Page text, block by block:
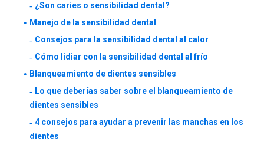
¿Son caries o sensibilidad dental?
Manejo de la sensibilidad dental
Consejos para la sensibilidad dental al calor
Cómo lidiar con la sensibilidad dental al frío
Blanqueamiento de dientes sensibles
Lo que deberías saber sobre el blanqueamiento de
dientes sensibles
4 consejos para ayudar a prevenir las manchas en los
dientes